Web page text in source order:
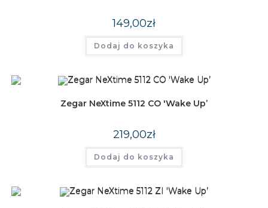
149,00zł
Dodaj do koszyka
Zegar NeXtime 5112 CO 'Wake Up’
219,00zł
Dodaj do koszyka